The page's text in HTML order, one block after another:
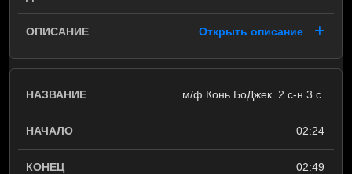
Открыть описание
м/ф Конь БоДжек. 2 с-н 3 с.
02:24
02:49